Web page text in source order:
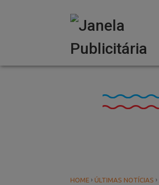
HOME › ÚLTIMAS NOTÍCIAS ›